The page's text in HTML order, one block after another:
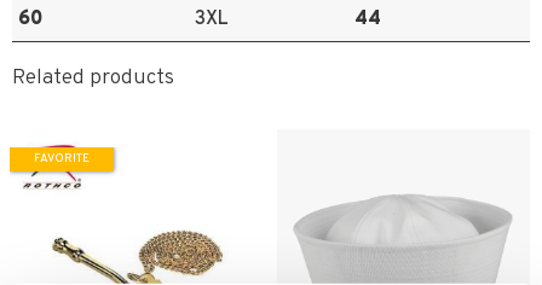
60 3XL 44
Related products
FAVORITE